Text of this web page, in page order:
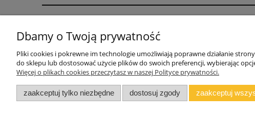
INSTRUKCJE MONTAŻU
Jak wycenić zestaw mebli
Blog
Dbamy o Twoją prywatność
Pliki cookies i pokrewne im technologie umożliwiają poprawne działanie
do sklepu lub dostosować użycie plików do swoich preferencji, wybierając
Więcej o plikach cookies przeczytasz w naszej Polityce prywatności.
zaakceptuj tylko niezbędne dostosuj zgody zaakceptuj